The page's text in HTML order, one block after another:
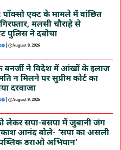
पॉक्सो एक्ट के मामले में वांछित
मलसी चौराहे से
पुलिस ने दबोचा
| August 9, 2026
ने विदेश में आंखों के इलाज
न मिलने पर सुप्रीम कोर्ट का
दरवाजा
| August 9, 2026
लेकर सपा-बसपा में जुबानी जंग
आनंद बोले- ‘सपा का असली
डराओ अभियान’